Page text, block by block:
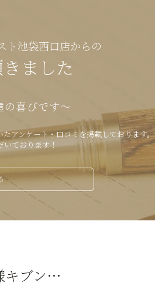
ト池袋西口店からの
ました
の喜びです～
アンケート・口コミを掲載しております。
いております！
キブン…